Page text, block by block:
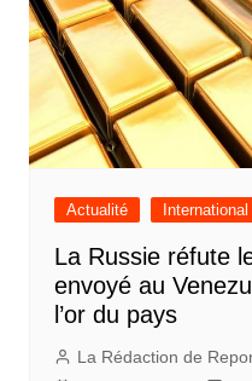
Actualité International
La Russie réfute
envoyé au
l’or du pays
La Rédaction de